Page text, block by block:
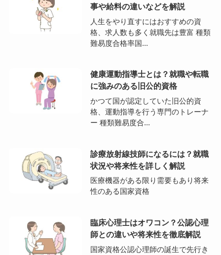
事や給料の違いなどを解説
人生をやり直すにはおすすめの資
格、求人数も多く就職先は豊富 種類
難易度合格率国...
健康運動指導士とは？就職や転職
に強みのある旧公的資格
かつて国が認定していた旧公的資
格、運動指導を行う専門のトレーナ
ー 種類難易度合...
診療放射線技師になるには？就職
状況や将来性を詳しく解説
医療機器がある限り需要もあり将来
性のある国家資格
臨床心理士はオワコン？公認心理
師との違いや将来性を徹底解説
国家資格公認心理師の誕生で先行き